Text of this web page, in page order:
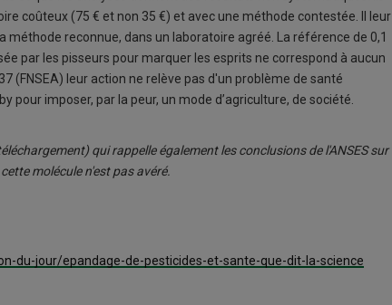
coûteux (75 € et non 35 €) et avec une méthode contestée. Il leur
reconnue, dans un laboratoire agréé. La référence de 0,1
par les pisseurs pour marquer les esprits ne correspond à aucun
(FNSEA) leur action ne relève pas d'un problème de santé
pour imposer, par la peur, un mode d’agriculture, de société.
qui rappelle également les conclusions de l'ANSES sur
molécule n'est pas avéré.
du-jour/epandage-de-pesticides-et-sante-que-dit-la-science